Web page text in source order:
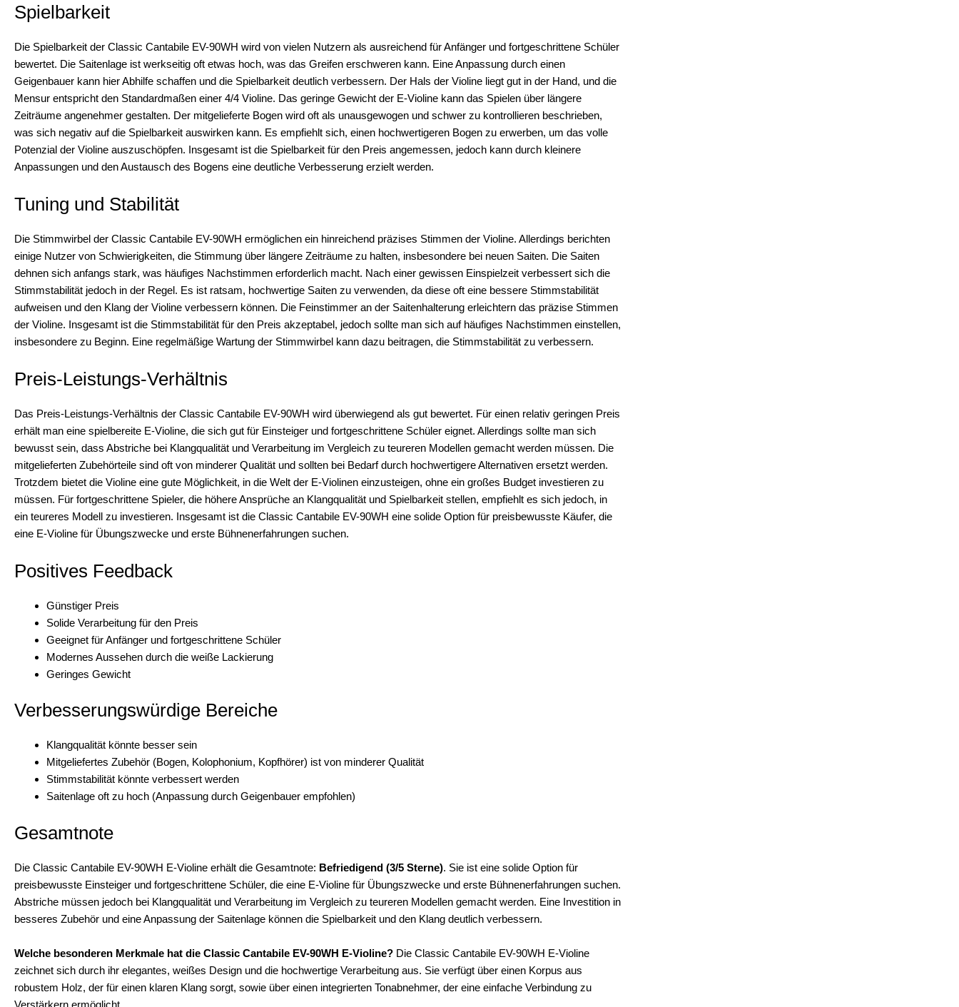
Spielbarkeit
Die Spielbarkeit der Classic Cantabile EV-90WH wird von vielen Nutzern als ausreichend für Anfänger und fortgeschrittene Schüler
bewertet. Die Saitenlage ist werkseitig oft etwas hoch, was das Greifen erschweren kann. Eine Anpassung durch einen
Geigenbauer kann hier Abhilfe schaffen und die Spielbarkeit deutlich verbessern. Der Hals der Violine liegt gut in der Hand, und die
Mensur entspricht den Standardmaßen einer 4/4 Violine. Das geringe Gewicht der E-Violine kann das Spielen über längere
Zeiträume angenehmer gestalten. Der mitgelieferte Bogen wird oft als unausgewogen und schwer zu kontrollieren beschrieben,
was sich negativ auf die Spielbarkeit auswirken kann. Es empfiehlt sich, einen hochwertigeren Bogen zu erwerben, um das volle
Potenzial der Violine auszuschöpfen. Insgesamt ist die Spielbarkeit für den Preis angemessen, jedoch kann durch kleinere
Anpassungen und den Austausch des Bogens eine deutliche Verbesserung erzielt werden.
Tuning und Stabilität
Die Stimmwirbel der Classic Cantabile EV-90WH ermöglichen ein hinreichend präzises Stimmen der Violine. Allerdings berichten
einige Nutzer von Schwierigkeiten, die Stimmung über längere Zeiträume zu halten, insbesondere bei neuen Saiten. Die Saiten
dehnen sich anfangs stark, was häufiges Nachstimmen erforderlich macht. Nach einer gewissen Einspielzeit verbessert sich die
Stimmstabilität jedoch in der Regel. Es ist ratsam, hochwertige Saiten zu verwenden, da diese oft eine bessere Stimmstabilität
aufweisen und den Klang der Violine verbessern können. Die Feinstimmer an der Saitenhalterung erleichtern das präzise Stimmen
der Violine. Insgesamt ist die Stimmstabilität für den Preis akzeptabel, jedoch sollte man sich auf häufiges Nachstimmen einstellen,
insbesondere zu Beginn. Eine regelmäßige Wartung der Stimmwirbel kann dazu beitragen, die Stimmstabilität zu verbessern.
Preis-Leistungs-Verhältnis
Das Preis-Leistungs-Verhältnis der Classic Cantabile EV-90WH wird überwiegend als gut bewertet. Für einen relativ geringen Preis
erhält man eine spielbereite E-Violine, die sich gut für Einsteiger und fortgeschrittene Schüler eignet. Allerdings sollte man sich
bewusst sein, dass Abstriche bei Klangqualität und Verarbeitung im Vergleich zu teureren Modellen gemacht werden müssen. Die
mitgelieferten Zubehörteile sind oft von minderer Qualität und sollten bei Bedarf durch hochwertigere Alternativen ersetzt werden.
Trotzdem bietet die Violine eine gute Möglichkeit, in die Welt der E-Violinen einzusteigen, ohne ein großes Budget investieren zu
müssen. Für fortgeschrittene Spieler, die höhere Ansprüche an Klangqualität und Spielbarkeit stellen, empfiehlt es sich jedoch, in
ein teureres Modell zu investieren. Insgesamt ist die Classic Cantabile EV-90WH eine solide Option für preisbewusste Käufer, die
eine E-Violine für Übungszwecke und erste Bühnenerfahrungen suchen.
Positives Feedback
Günstiger Preis
Solide Verarbeitung für den Preis
Geeignet für Anfänger und fortgeschrittene Schüler
Modernes Aussehen durch die weiße Lackierung
Geringes Gewicht
Verbesserungswürdige Bereiche
Klangqualität könnte besser sein
Mitgeliefertes Zubehör (Bogen, Kolophonium, Kopfhörer) ist von minderer Qualität
Stimmstabilität könnte verbessert werden
Saitenlage oft zu hoch (Anpassung durch Geigenbauer empfohlen)
Gesamtnote
Die Classic Cantabile EV-90WH E-Violine erhält die Gesamtnote: Befriedigend (3/5 Sterne). Sie ist eine solide Option für
preisbewusste Einsteiger und fortgeschrittene Schüler, die eine E-Violine für Übungszwecke und erste Bühnenerfahrungen suchen.
Abstriche müssen jedoch bei Klangqualität und Verarbeitung im Vergleich zu teureren Modellen gemacht werden. Eine Investition in
besseres Zubehör und eine Anpassung der Saitenlage können die Spielbarkeit und den Klang deutlich verbessern.
Welche besonderen Merkmale hat die Classic Cantabile EV-90WH E-Violine? Die Classic Cantabile EV-90WH E-Violine
zeichnet sich durch ihr elegantes, weißes Design und die hochwertige Verarbeitung aus. Sie verfügt über einen Korpus aus
robustem Holz, der für einen klaren Klang sorgt, sowie über einen integrierten Tonabnehmer, der eine einfache Verbindung zu
Verstärkern ermöglicht.